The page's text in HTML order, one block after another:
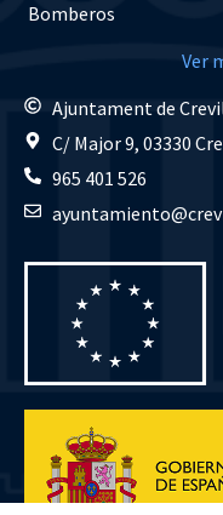
Bomberos
Ver
Ajuntament de
C/ Major 9, 03330
965 401 526